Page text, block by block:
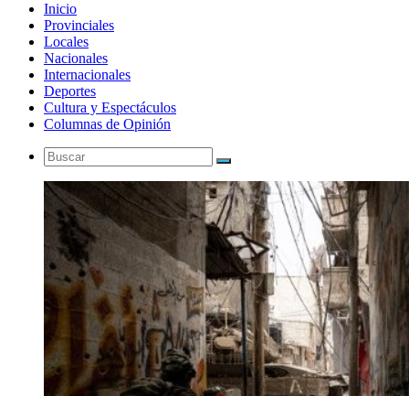
Inicio
Provinciales
Locales
Nacionales
Internacionales
Deportes
Cultura y Espectáculos
Columnas de Opinión
Buscar